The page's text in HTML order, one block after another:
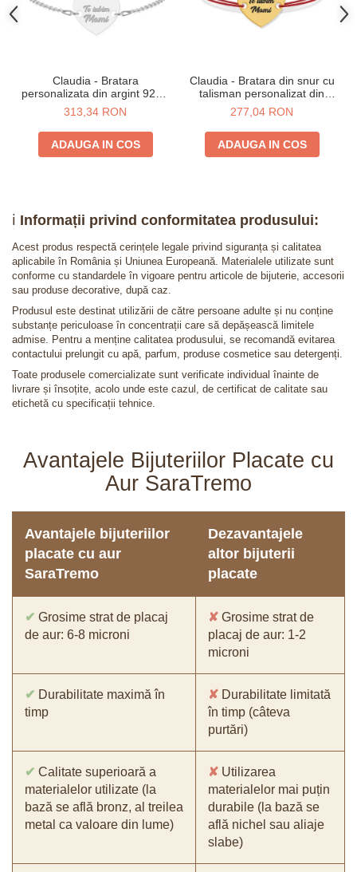
Claudia - Bratara
personalizata din argint 925 -
Inimioara
313,34 RON
ADAUGA IN COS
Claudia - Bratara din snur cu
talisman personalizat din
argint 925 placat cu aur 24K -
Inimioara
277,04 RON
ADAUGA IN COS
ℹ️ Informații privind conformitatea produsului:
Acest produs respectă cerințele legale privind siguranța și calitatea
aplicabile în România și Uniunea Europeană. Materialele utilizate sunt
conforme cu standardele în vigoare pentru articole de bijuterie, accesorii
sau produse decorative, după caz.
Produsul este destinat utilizării de către persoane adulte și nu conține
substanțe periculoase în concentrații care să depășească limitele
admise. Pentru a menține calitatea produsului, se recomandă evitarea
contactului prelungit cu apă, parfum, produse cosmetice sau detergenți.
Toate produsele comercializate sunt verificate individual înainte de
livrare și însoțite, acolo unde este cazul, de certificat de calitate sau
etichetă cu specificații tehnice.
Avantajele Bijuteriilor Placate cu
Aur SaraTremo
Avantajele bijuteriilor
placate cu aur
SaraTremo
Dezavantajele
altor bijuterii
placate
✔ Grosime strat de placaj
de aur: 6-8 microni
✘ Grosime strat de
placaj de aur: 1-2
microni
✔ Durabilitate maximă în
timp
✘ Durabilitate limitată
în timp (câteva
purtări)
✔ Calitate superioară a
materialelor utilizate (la
bază se află bronz, al treilea
metal ca valoare din lume)
✘ Utilizarea
materialelor mai puțin
durabile (la bază se
află nichel sau aliaje
slabe)